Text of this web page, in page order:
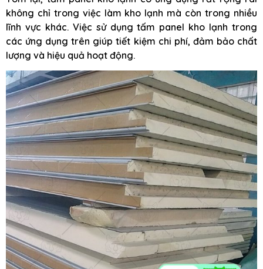
không chỉ trong việc làm kho lạnh mà còn trong nhiều
lĩnh vực khác. Việc sử dụng tấm panel kho lạnh trong
các ứng dụng trên giúp tiết kiệm chi phí, đảm bảo chất
lượng và hiệu quả hoạt động.